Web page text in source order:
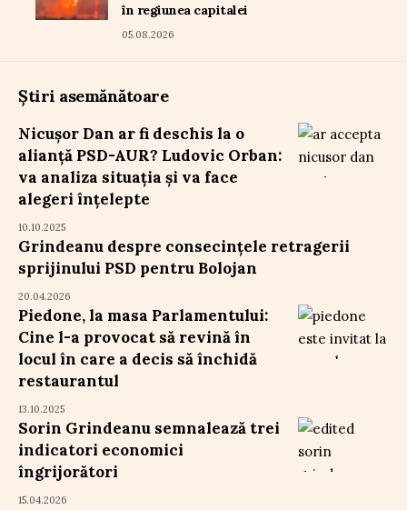
în regiunea capitalei
05.08.2026
Știri asemănătoare
Nicușor Dan ar fi deschis la o
alianță PSD-AUR? Ludovic Orban:
va analiza situația și va face
alegeri înțelepte
10.10.2025
Grindeanu despre consecințele retragerii
sprijinului PSD pentru Bolojan
20.04.2026
Piedone, la masa Parlamentului:
Cine l-a provocat să revină în
locul în care a decis să închidă
restaurantul
13.10.2025
Sorin Grindeanu semnalează trei
indicatori economici
îngrijorători
15.04.2026